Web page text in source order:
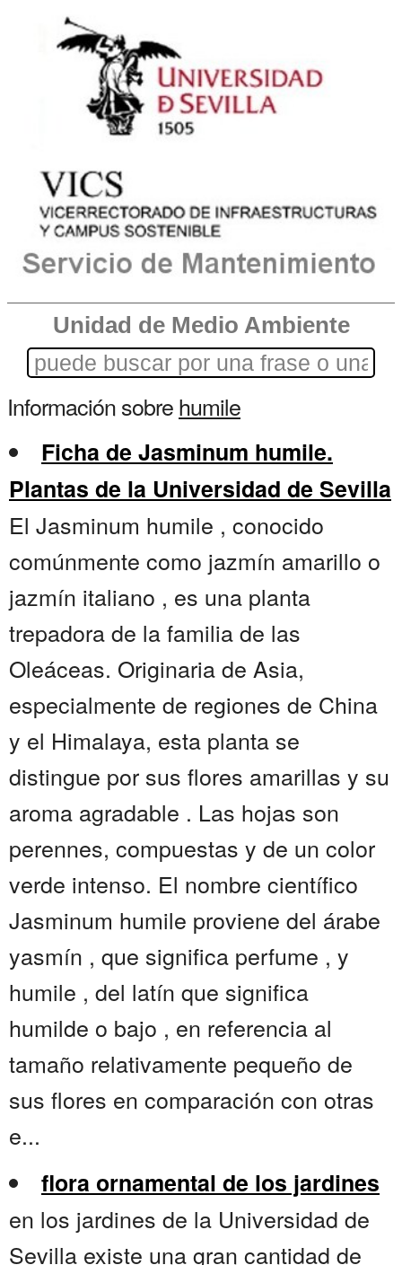
Unidad de Medio Ambiente
Información sobrehumile
Ficha de Jasminum humile.
Plantas de la Universidad de Sevilla
El Jasminum humile , conocido
comúnmente como jazmín amarillo o
jazmín italiano , es una planta
trepadora de la familia de las
Oleáceas. Originaria de Asia,
especialmente de regiones de China
y el Himalaya, esta planta se
distingue por sus flores amarillas y su
aroma agradable . Las hojas son
perennes, compuestas y de un color
verde intenso. El nombre científico
Jasminum humile proviene del árabe
yasmín , que significa perfume , y
humile , del latín que significa
humilde o bajo , en referencia al
tamaño relativamente pequeño de
sus flores en comparación con otras
e...
flora ornamental de los jardines
en los jardines de la Universidad de
Sevilla existe una gran cantidad de